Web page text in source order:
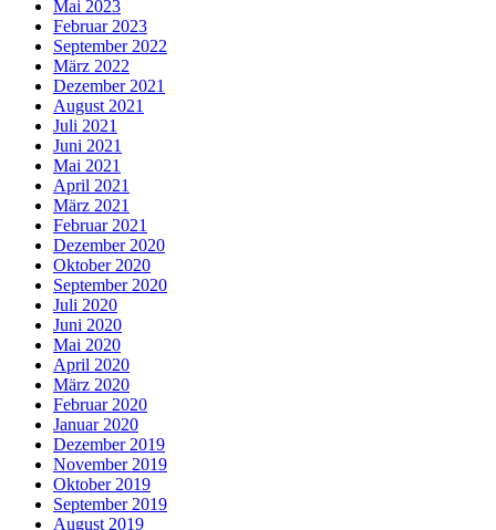
Mai 2023
Februar 2023
September 2022
März 2022
Dezember 2021
August 2021
Juli 2021
Juni 2021
Mai 2021
April 2021
März 2021
Februar 2021
Dezember 2020
Oktober 2020
September 2020
Juli 2020
Juni 2020
Mai 2020
April 2020
März 2020
Februar 2020
Januar 2020
Dezember 2019
November 2019
Oktober 2019
September 2019
August 2019